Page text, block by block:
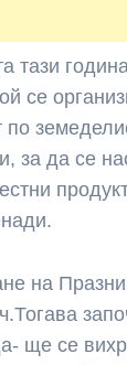
тази
се
по
за да се
на
ще се